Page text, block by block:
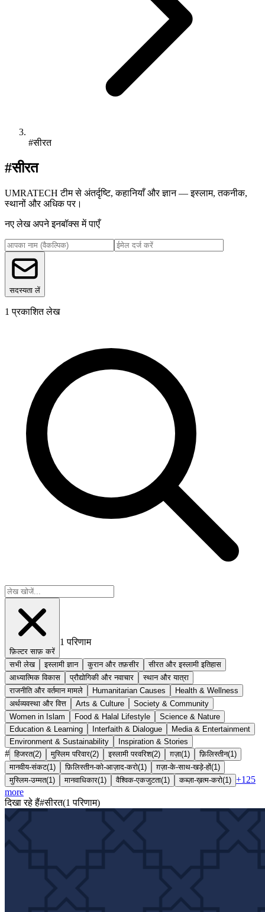
#सीरत
#सीरत
UMRATECH टीम से अंतर्दृष्टि, कहानियाँ और ज्ञान — इस्लाम, तकनीक,
स्थानों और अधिक पर।
नए लेख अपने इनबॉक्स में पाएँ
सदस्यता लें
1 प्रकाशित लेख
फ़िल्टर साफ़ करें
1 परिणाम
सभी लेख इस्लामी ज्ञान कुरान और तफ़सीर
सीरत और इस्लामी इतिहास
आध्यात्मिक विकास
प्रौद्योगिकी और नवाचार
स्थान और यात्रा
राजनीति और वर्तमान मामले
Humanitarian Causes
Health & Wellness
अर्थव्यवस्था और वित्त
Arts & Culture
Society & Community
Women in Islam
Food & Halal Lifestyle
Science & Nature
Education & Learning
Interfaith & Dialogue
Media & Entertainment
Environment & Sustainability
Inspiration & Stories
# हिजरत(2) मुस्लिम परिवार(2) इस्लामी परवरिश(2) ग़ज़ा(1 ) फ़िलिस्तीन(1 )
मानवीय-संकट(1 ) फ़िलिस्तीन-को-आज़ाद-करो(1 ) ग़ज़ा-के-साथ-खड़े-हों(1 )
मुस्लिम-उम्मत(1 ) मानवाधिकार(1 ) वैश्विक-एकजुटता(1 ) कब्ज़ा-ख़त्म-करो(1 ) +125
more
दिखा रहे हैं#सीरत(1 परिणाम)